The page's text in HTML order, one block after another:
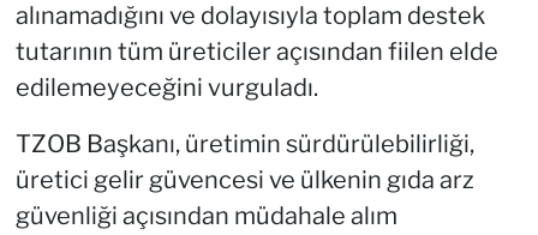
alınamadığını ve dolayısıyla toplam destek
tutarının tüm üreticiler açısından fiilen elde
edilemeyeceğini vurguladı.
TZOB Başkanı, üretimin sürdürülebilirliği,
üretici gelir güvencesi ve ülkenin gıda arz
güvenliği açısından müdahale alım